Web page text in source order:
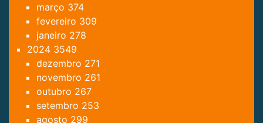
março 374
fevereiro 309
janeiro 278
2024 3549
dezembro 271
novembro 261
outubro 267
setembro 253
agosto 299